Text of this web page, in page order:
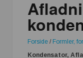
Forside / Formler,
Kondensator,